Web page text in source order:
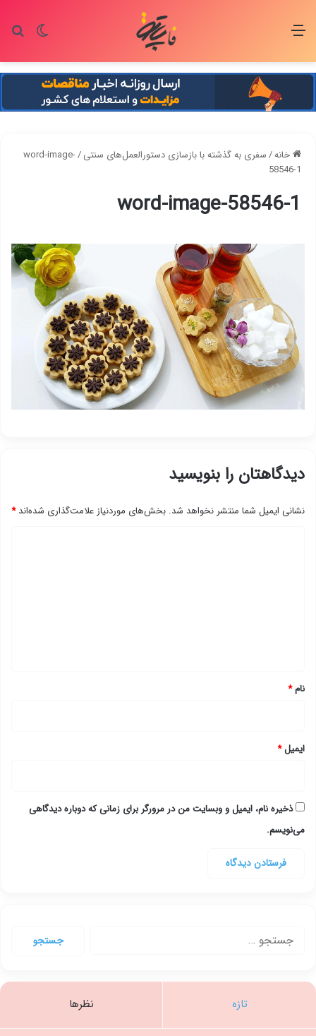
تغییر منو
خانه/سفری به گذشته با بازسازی دستورالعمل‌های سنتی/
word-image-
58546-1
word-image-58546-1
دیدگاهتان را بنویسید
نشانی ایمیل شما منتشر نخواهد شد. بخش‌های موردنیاز علامت‌گذاری شده‌اند*
نام*
ایمیل*
ذخیره نام، ایمیل و وبسایت من در مرورگر برای زمانی که دوباره دیدگاهی
می‌نویسم.
تازه نظرها